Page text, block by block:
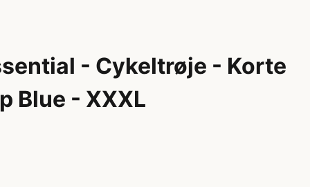
- Cykeltrøje - Korte
Blue - XXXL